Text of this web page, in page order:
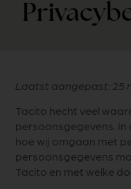
Laatst aangepast: 25
Tacito hecht veel
persoonsgegevens. In
hoe wij omgaan met
persoonsgegevens
Tacito en met welke